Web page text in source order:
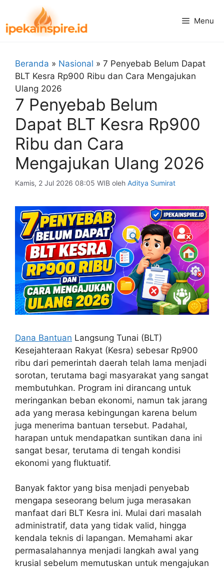
isi
Menu
Beranda » Nasional » 7 Penyebab Belum Dapat
BLT Kesra Rp900 Ribu dan Cara Mengajukan
Ulang 2026
7 Penyebab Belum
Dapat BLT Kesra Rp900
Ribu dan Cara
Mengajukan Ulang 2026
Kamis, 2 Jul 2026 08:05 WIB oleh Aditya Sumirat
Dana Bantuan Langsung Tunai (BLT)
Kesejahteraan Rakyat (Kesra) sebesar Rp900
ribu dari pemerintah daerah telah lama menjadi
sorotan, terutama bagi masyarakat yang sangat
membutuhkan. Program ini dirancang untuk
meringankan beban ekonomi, namun tak jarang
ada yang merasa kebingungan karena belum
juga menerima bantuan tersebut. Padahal,
harapan untuk mendapatkan suntikan dana ini
sangat besar, terutama di tengah kondisi
ekonomi yang fluktuatif.
Banyak faktor yang bisa menjadi penyebab
mengapa seseorang belum juga merasakan
manfaat dari BLT Kesra ini. Mulai dari masalah
administratif, data yang tidak valid, hingga
kendala teknis di lapangan. Memahami akar
permasalahannya menjadi langkah awal yang
krusial sebelum memutuskan untuk mengajukan